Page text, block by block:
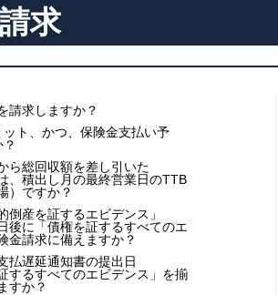
求
請求しますか？
ト、かつ、保険金支払い予
ら総回収額を差し引いた
、積出し月の最終営業日のTTB
）ですか？
倒産を証するエビデンス」
後に「債権を証するすべてのエ
金請求に備えますか？
払遅延通知書の提出日
するすべてのエビデンス」を揃
すか？